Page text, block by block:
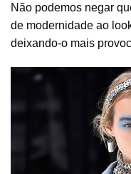
Não podemos negar
de modernidade ao
deixando-o mais